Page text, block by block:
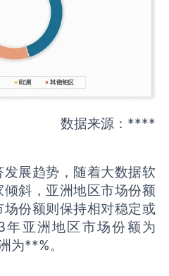
数据来源：****
展趋势，随着大数据软
斜，亚洲地区市场份额
份额则保持相对稳定或
亚洲地区市场份额为
为**%。